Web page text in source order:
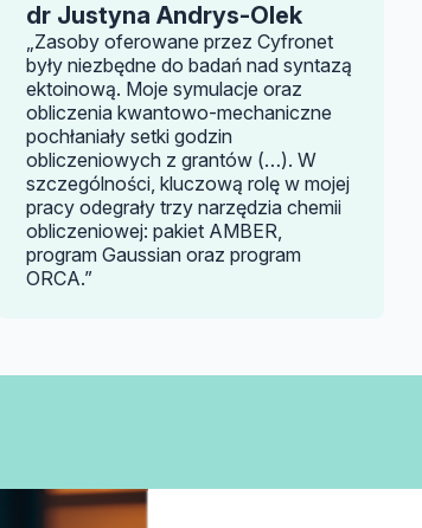
dr Justyna Andrys-Olek
„Zasoby oferowane przez Cyfronet
były niezbędne do badań nad syntazą
ektoinową. Moje symulacje oraz
obliczenia kwantowo-mechaniczne
pochłaniały setki godzin
obliczeniowych z grantów (…). W
szczególności, kluczową rolę w mojej
pracy odegrały trzy narzędzia chemii
obliczeniowej: pakiet AMBER,
program Gaussian oraz program
ORCA.”